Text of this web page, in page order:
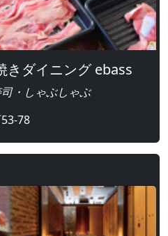
きダイニング ebass
・しゃぶしゃぶ
78